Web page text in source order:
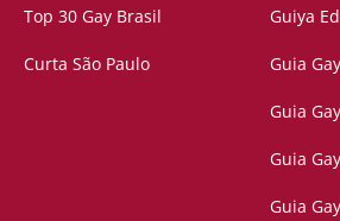
Top 30 Gay Brasil
Curta São Paulo
Guiya
Guia
Guia
Guia
Guia